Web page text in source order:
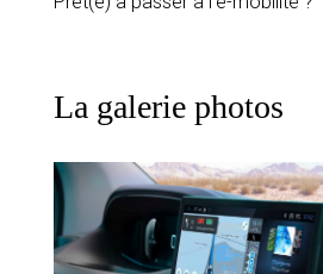
La galerie photos